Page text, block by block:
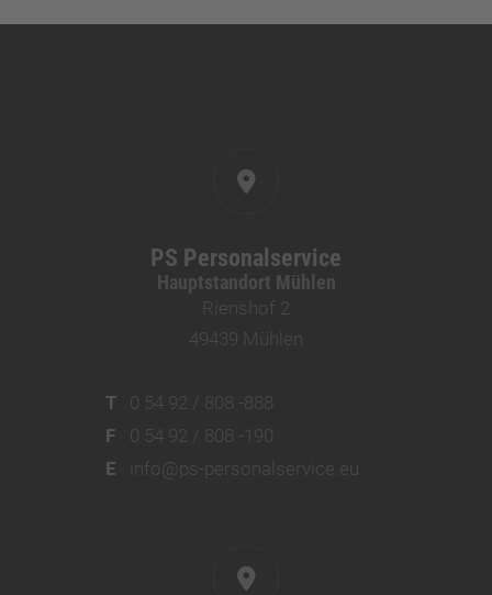
PS Personalservice
Hauptstandort Mühlen
Rienshof 2
49439 Mühlen
T
0 54 92 / 808 -888
F
0 54 92 / 808 -190
E
info@ps-personalservice.eu